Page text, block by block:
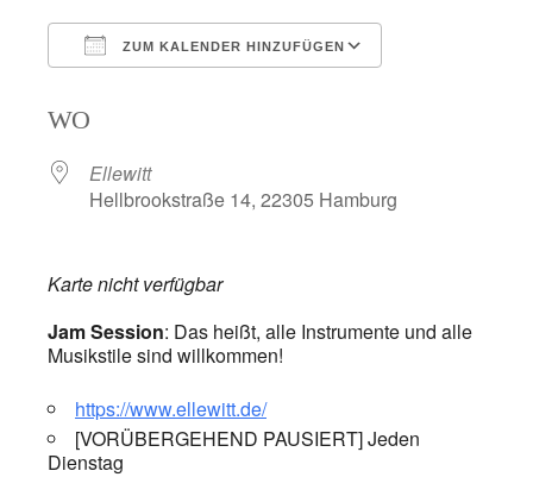
ZUM KALENDER HINZUFÜGEN
WO
Ellewitt
Hellbrookstraße 14, 22305 Hamburg
Karte nicht verfügbar
Jam Session: Das heißt, alle Instrumente und alle
Musikstile sind willkommen!
https://www.ellewitt.de/
[VORÜBERGEHEND PAUSIERT] Jeden
Dienstag